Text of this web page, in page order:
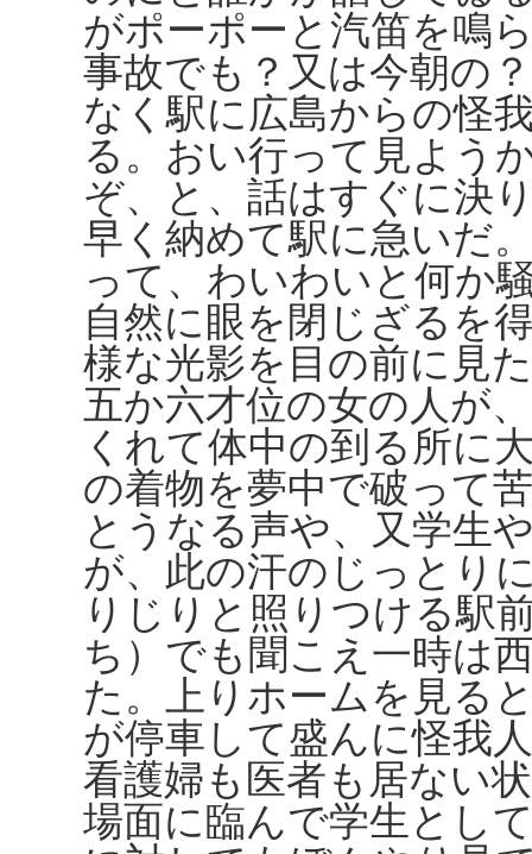
がポーポーと汽笛を鳴
事故でも？又は今朝の
なく駅に広島からの怪
る。おい行って見よう
ぞ、と、話はすぐに決
早く納めて駅に急いだ
って、わいわいと何か
自然に眼を閉じざるを
様な光影を目の前に見
五か六才位の女の人が
くれて体中の到る所に
の着物を夢中で破って
とうなる声や、又学生
が、此の汗のじっとり
りじりと照りつける駅
ち）でも聞こえ一時は
た。上りホームを見る
が停車して盛んに怪我
看護婦も医者も居ない
場面に臨んで学生とし